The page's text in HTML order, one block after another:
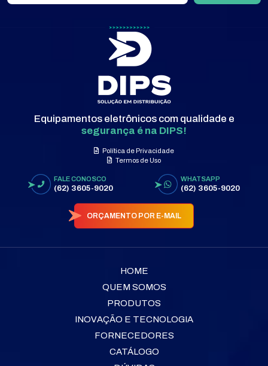
Equipamentos eletrônicos com qualidade e
segurança é na DIPS!
Política de Privacidade
Termos de Uso
FALE CONOSCO
(62) 3605-9020
WHATSAPP
(62) 3605-9020
ORÇAMENTO POR E-MAIL
HOME
QUEM SOMOS
PRODUTOS
INOVAÇÃO E TECNOLOGIA
FORNECEDORES
CATÁLOGO